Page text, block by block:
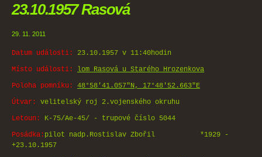
23.10.1957 Rasová
29. 11. 2011
Datum události:
23.10.1957 v 11:40hodin
Místo události:
lom Rasová u Starého Hrozenkova
Poloha pomníku:
48°58'41.057"N, 17°48'52.663"E
Útvar: velitelský roj 2.vojenského okruhu
Letoun:
K-75/Ae-45/ - trupové číslo 5044
Posádka: pilot nadp.Rostislav Zbořil *1929 -
+23.10.1957